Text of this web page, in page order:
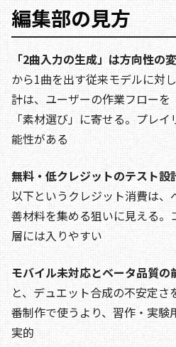
編集部の見方
「2曲入力の生成」は方向性の
から1曲を出す従来モデルに対
計は、ユーザーの作業フローを
「素材選び」に寄せる。プレ
能性がある
無料・低クレジットのテスト設
以下というクレジット消費は
善材料を集める狙いに見える
層には入りやすい
モバイル未対応とベータ品質の
と、デュエット合成の不安定
番制作で使うより、習作・実
実的